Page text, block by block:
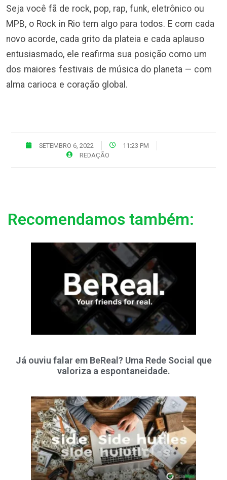
Seja você fã de rock, pop, rap, funk, eletrônico ou
MPB, o Rock in Rio tem algo para todos. E com cada
novo acorde, cada grito da plateia e cada aplauso
entusiasmado, ele reafirma sua posição como um
dos maiores festivais de música do planeta — com
alma carioca e coração global.
SETEMBRO 6, 2022
11:23 PM
REDAÇÃO
Recomendamos também:
Já ouviu falar em BeReal? Uma Rede Social que
valoriza a espontaneidade.